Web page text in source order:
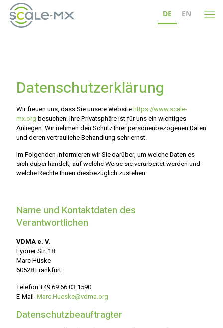
DE EN
Datenschutzerklärung
Wir freuen uns, dass Sie unsere Websitehttps://www.scale-
mx.org besuchen. Ihre Privatsphäre ist für uns ein wichtiges
Anliegen. Wir nehmen den Schutz Ihrer personenbezogenen Daten
und deren vertrauliche Behandlung sehr ernst.
Im Folgenden informieren wir Sie darüber, um welche Daten es
sich dabei handelt, auf welche Weise sie verarbeitet werden und
welche Rechte Ihnen diesbezüglich zustehen.
Name und Kontaktdaten des
Verantwortlichen
VDMA e. V.
Lyoner Str. 18
Marc Hüske
60528 Frankfurt
Telefon +49 69 66 03 1590
E-Mail Marc.Hueske@vdma.org
Datenschutzbeauftragter